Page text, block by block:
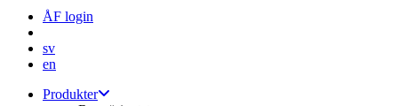
ÅF login
sv
en
Produkter